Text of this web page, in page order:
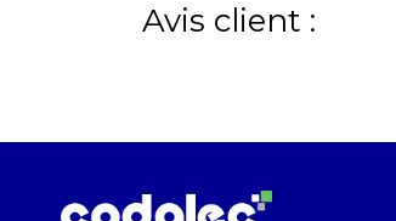
Avis client :